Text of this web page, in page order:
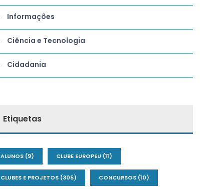
Informações
Ciência e Tecnologia
Cidadania
Etiquetas
ALUNOS(9) CLUBE EUROPEU (11)
CLUBES E PROJETOS(305) CONCURSOS(10)